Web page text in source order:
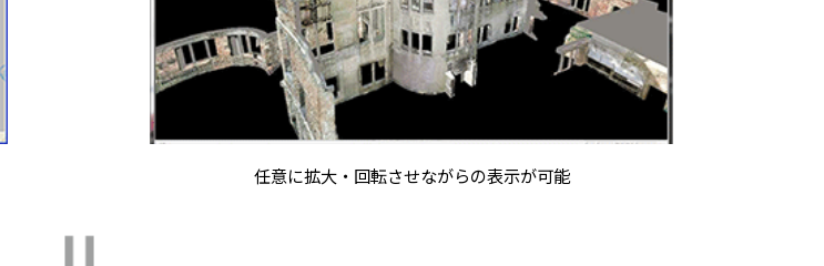
任意に拡大・回転させながらの表示が可能